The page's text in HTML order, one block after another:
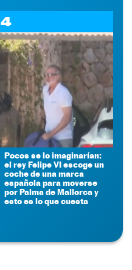
4
Pocos se lo imaginarían:
el rey Felipe VI escoge un
coche de una marca
española para moverse
por Palma de Mallorca y
esto es lo que cuesta